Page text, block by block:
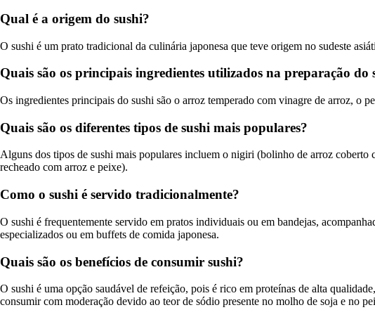
Qual é a origem do sushi?
O sushi é um prato tradicional da culinária japonesa que teve origem no sudeste
Quais são os principais ingredientes utilizados na preparação do
Os ingredientes principais do sushi são o arroz temperado com vinagre de arroz, o
Quais são os diferentes tipos de sushi mais populares?
Alguns dos tipos de sushi mais populares incluem o nigiri (bolinho de arroz
recheado com arroz e peixe).
Como o sushi é servido tradicionalmente?
O sushi é frequentemente servido em pratos individuais ou em bandejas,
especializados ou em buffets de comida japonesa.
Quais são os benefícios de consumir sushi?
O sushi é uma opção saudável de refeição, pois é rico em proteínas de alta
consumir com moderação devido ao teor de sódio presente no molho de soja e no